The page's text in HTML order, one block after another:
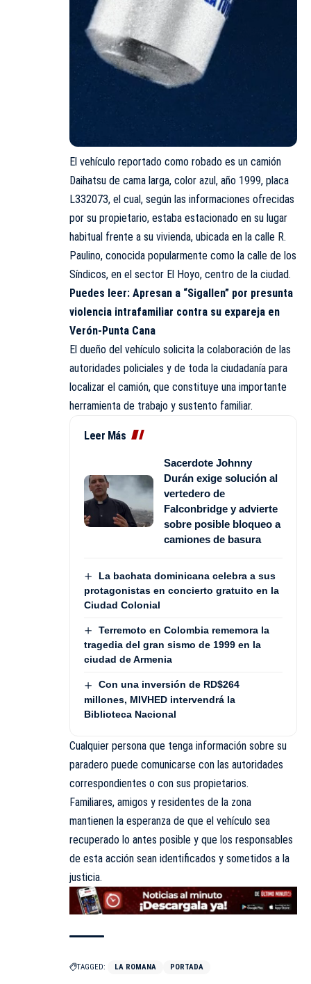
El vehículo reportado como robado es un camión
Daihatsu de cama larga, color azul, año 1999, placa
L332073, el cual, según las informaciones ofrecidas
por su propietario, estaba estacionado en su lugar
habitual frente a su vivienda, ubicada en la calle R.
Paulino, conocida popularmente como la calle de los
Síndicos, en el sector El Hoyo, centro de la ciudad.
Puedes leer: Apresan a “Sigallen” por presunta
violencia intrafamiliar contra su expareja en
Verón-Punta Cana
El dueño del vehículo solicita la colaboración de las
autoridades policiales y de toda la ciudadanía para
localizar el camión, que constituye una importante
herramienta de trabajo y sustento familiar.
Leer Más
Sacerdote Johnny
Durán exige solución al
vertedero de
Falconbridge y advierte
sobre posible bloqueo a
camiones de basura
La bachata dominicana celebra a sus
protagonistas en concierto gratuito en la
Ciudad Colonial
Terremoto en Colombia rememora la
tragedia del gran sismo de 1999 en la
ciudad de Armenia
Con una inversión de RD$264
millones, MIVHED intervendrá la
Biblioteca Nacional
Cualquier persona que tenga información sobre su
paradero puede comunicarse con las autoridades
correspondientes o con sus propietarios.
Familiares, amigos y residentes de la zona
mantienen la esperanza de que el vehículo sea
recuperado lo antes posible y que los responsables
de esta acción sean identificados y sometidos a la
justicia.
TAGGED: LA ROMANA PORTADA